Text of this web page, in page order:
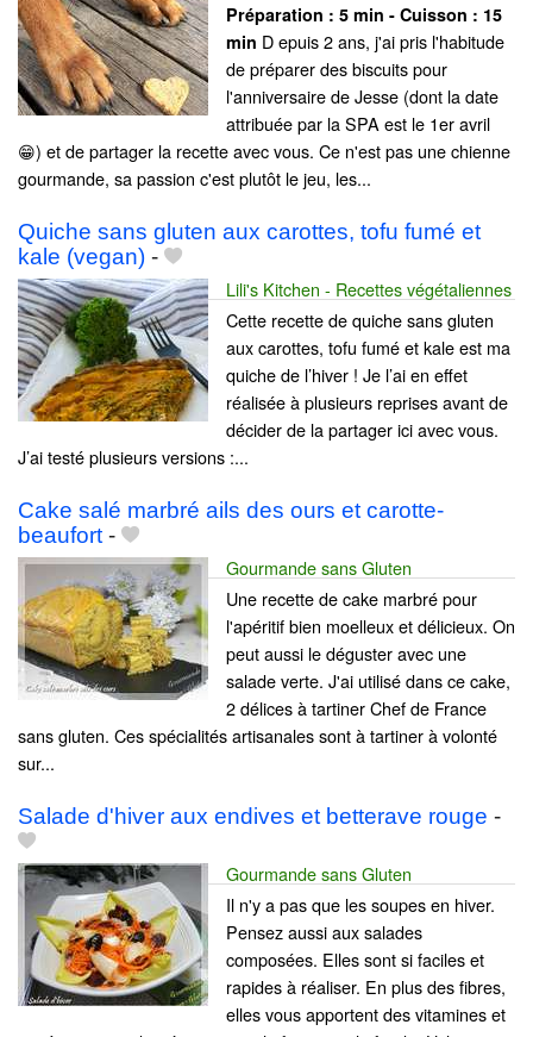
Préparation : 5 min - Cuisson : 15
min D epuis 2 ans, j'ai pris l'habitude
de préparer des biscuits pour
l'anniversaire de Jesse (dont la date
attribuée par la SPA est le 1er avril
😁) et de partager la recette avec vous. Ce n'est pas une chienne
gourmande, sa passion c'est plutôt le jeu, les...
Quiche sans gluten aux carottes, tofu fumé et
kale (vegan) -
Lili's Kitchen - Recettes végétaliennes
Cette recette de quiche sans gluten
aux carottes, tofu fumé et kale est ma
quiche de l’hiver ! Je l’ai en effet
réalisée à plusieurs reprises avant de
décider de la partager ici avec vous.
J’ai testé plusieurs versions :...
Cake salé marbré ails des ours et carotte-
beaufort -
Gourmande sans Gluten
Une recette de cake marbré pour
l'apéritif bien moelleux et délicieux. On
peut aussi le déguster avec une
salade verte. J'ai utilisé dans ce cake,
2 délices à tartiner Chef de France
sans gluten. Ces spécialités artisanales sont à tartiner à volonté
sur...
Salade d'hiver aux endives et betterave rouge -
Gourmande sans Gluten
Il n'y a pas que les soupes en hiver.
Pensez aussi aux salades
composées. Elles sont si faciles et
rapides à réaliser. En plus des fibres,
elles vous apportent des vitamines et